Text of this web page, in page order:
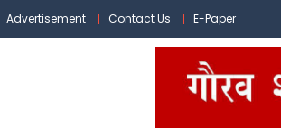
Advertisement Contact Us E-Paper